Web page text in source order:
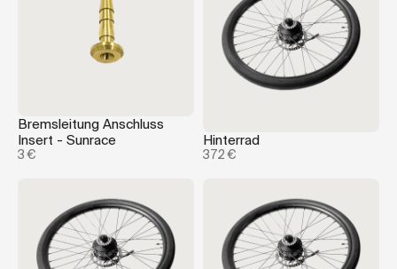
Bremsleitung Anschluss
Insert - Sunrace
3 €
Hinterrad
372 €